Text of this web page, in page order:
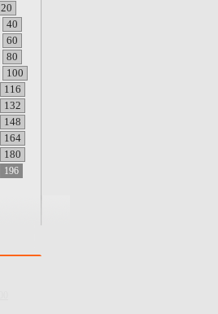
20
40
60
80
100
116
132
148
164
180
196